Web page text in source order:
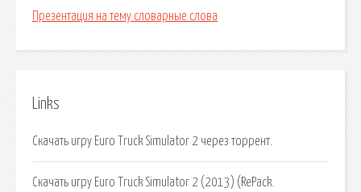
Презентация на тему словарные слова
Links
Скачать игру Euro Truck Simulator 2 через торрент.
Скачать игру Euro Truck Simulator 2 (2013) (RePack.